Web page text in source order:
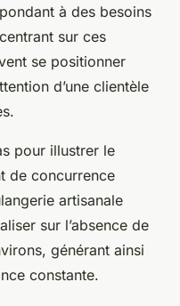
à des besoins
sur ces
se positionner
d’une clientèle
pour illustrer le
de concurrence
artisanale
sur l’absence de
générant ainsi
constante.